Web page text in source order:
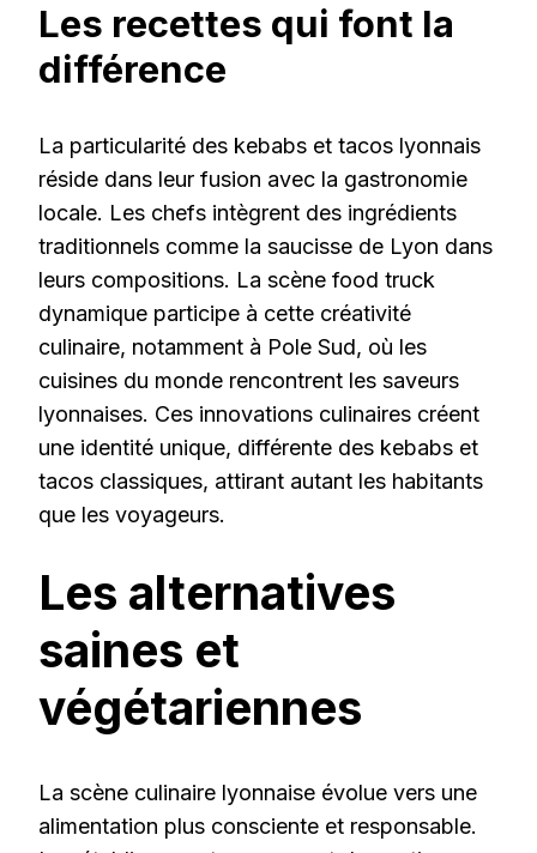
Les recettes qui font la
différence
La particularité des kebabs et tacos lyonnais
réside dans leur fusion avec la gastronomie
locale. Les chefs intègrent des ingrédients
traditionnels comme la saucisse de Lyon dans
leurs compositions. La scène food truck
dynamique participe à cette créativité
culinaire, notamment à Pole Sud, où les
cuisines du monde rencontrent les saveurs
lyonnaises. Ces innovations culinaires créent
une identité unique, différente des kebabs et
tacos classiques, attirant autant les habitants
que les voyageurs.
Les alternatives
saines et
végétariennes
La scène culinaire lyonnaise évolue vers une
alimentation plus consciente et responsable.